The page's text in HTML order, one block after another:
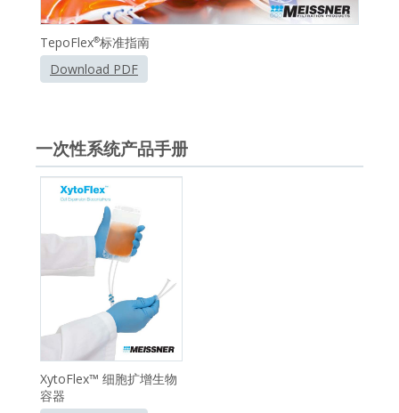
TepoFlex®标准指南
Download PDF
一次性系统产品手册
XytoFlex™ 细胞扩增生物
容器